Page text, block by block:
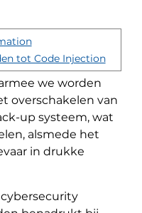
tot Code Injection
we worden
overschakelen van
up systeem, wat
alsmede het
in drukke